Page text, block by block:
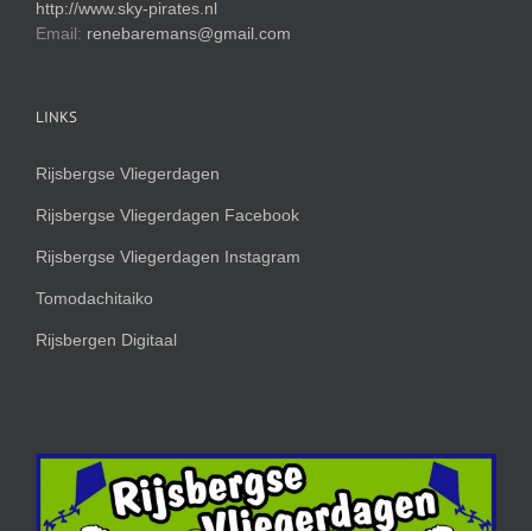
http://www.sky-pirates.nl
Email: renebaremans@gmail.com
LINKS
Rijsbergse Vliegerdagen
Rijsbergse Vliegerdagen Facebook
Rijsbergse Vliegerdagen Instagram
Tomodachitaiko
Rijsbergen Digitaal